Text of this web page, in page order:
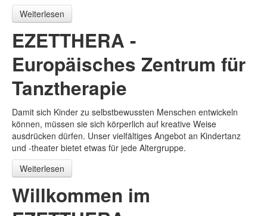
Weiterlesen
EZETTHERA -
Europäisches Zentrum für
Tanztherapie
Damit sich Kinder zu selbstbewussten Menschen entwickeln
können, müssen sie sich körperlich auf kreative Weise
ausdrücken dürfen. Unser vielfältiges Angebot an Kindertanz
und -theater bietet etwas für jede Altergruppe.
Weiterlesen
Willkommen im